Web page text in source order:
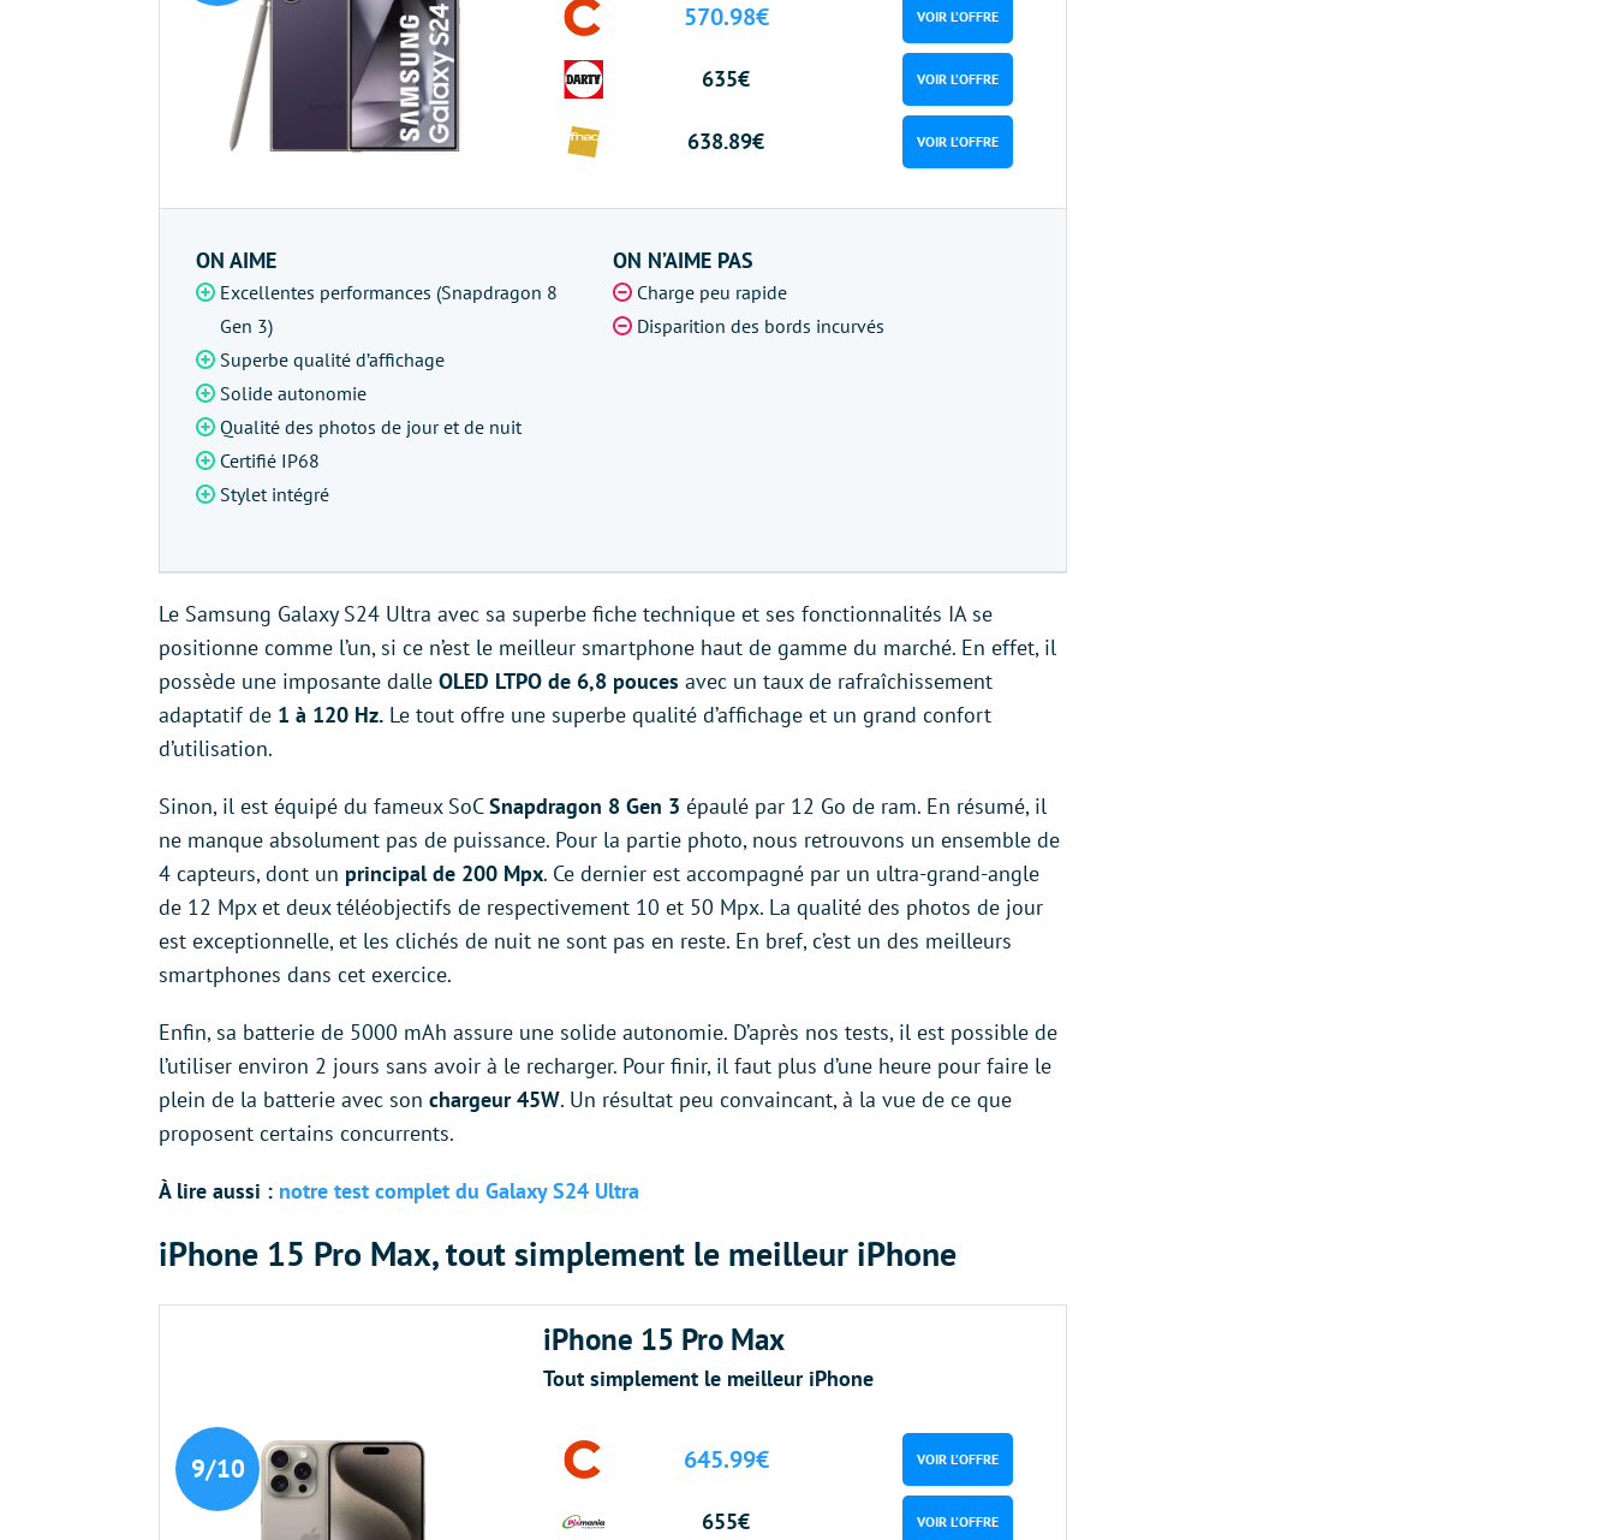
570.98€ VOIR L’OFFRE
635€ VOIR L’OFFRE
638.89€ VOIR L’OFFRE
ON AIME
Excellentes performances (Snapdragon 8
Gen 3)
Superbe qualité d’affichage
Solide autonomie
Qualité des photos de jour et de nuit
Certifié IP68
Stylet intégré
ON N’AIME PAS
Charge peu rapide
Disparition des bords incurvés
Le Samsung Galaxy S24 Ultra avec sa superbe fiche technique et ses fonctionnalités IA se
positionne comme l’un, si ce n’est le meilleur smartphone haut de gamme du marché. En effet, il
possède une imposante dalle OLED LTPO de 6,8 pouces avec un taux de rafraîchissement
adaptatif de 1 à 120 Hz. Le tout offre une superbe qualité d’affichage et un grand confort
d’utilisation.
Sinon, il est équipé du fameux SoCSnapdragon 8 Gen 3 épaulé par 12 Go de ram. En résumé, il
ne manque absolument pas de puissance. Pour la partie photo, nous retrouvons un ensemble de
4 capteurs, dont un principal de 200 Mpx. Ce dernier est accompagné par un ultra-grand-angle
de 12 Mpx et deux téléobjectifs de respectivement 10 et 50 Mpx. La qualité des photos de jour
est exceptionnelle, et les clichés de nuit ne sont pas en reste. En bref, c’est un des meilleurs
smartphones dans cet exercice.
Enfin, sa batterie de 5000 mAh assure une solide autonomie. D’après nos tests, il est possible de
l’utiliser environ 2 jours sans avoir à le recharger. Pour finir, il faut plus d’une heure pour faire le
plein de la batterie avec son chargeur 45W. Un résultat peu convaincant, à la vue de ce que
proposent certains concurrents.
À lire aussi : notre test complet du Galaxy S24 Ultra
iPhone 15 Pro Max, tout simplement le meilleur iPhone
9/10
iPhone 15 Pro Max
Tout simplement le meilleur iPhone
645.99€ VOIR L’OFFRE
655€ VOIR L’OFFRE